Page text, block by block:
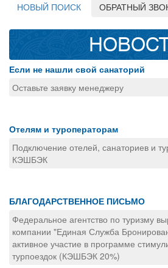
НОВЫЙ ПОИСК ОБРАТНЫЙ
Если не нашли свой санаторий
Оставьте заявку менеджеру
Отелям и туроператорам
Подключение отелей, санаториев и
КЭШБЭК
БЛАГОДАРСТВЕННОЕ ПИСЬМО
Федеральное агентство по туризму
компании "Единая Служба
активное участие в программе
турпоездок (КЭШБЭК 20%)